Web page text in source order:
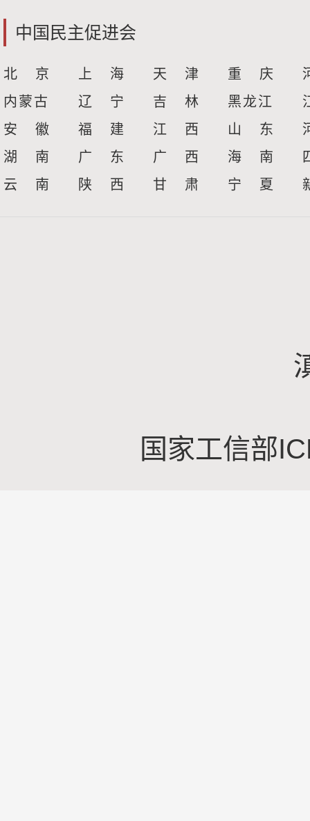
中国民主促进会
北 京 上 海 天 津 重 庆
内蒙古
辽 宁 吉 林 黑龙江
安 徽
福 建 江 西 山 东
湖 南
广 东 广 西 海 南
云 南
陕 西 甘 肃 宁 夏
国家工信部